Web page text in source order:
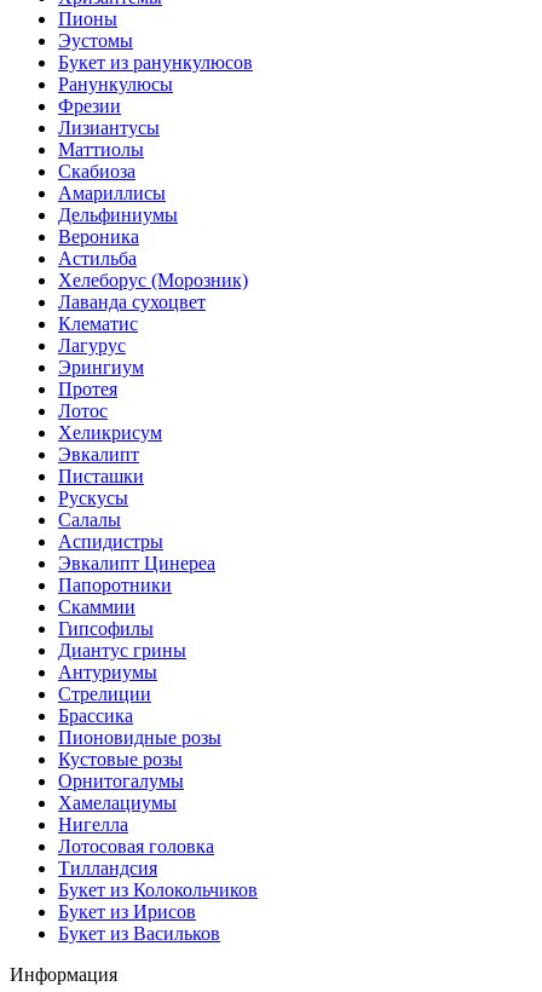
Пионы
Эустомы
Букет из ранункулюсов
Ранункулюсы
Фрезии
Лизиантусы
Маттиолы
Скабиоза
Амариллисы
Дельфиниумы
Вероника
Астильба
Хелеборус (Морозник)
Лаванда сухоцвет
Клематис
Лагурус
Эрингиум
Протея
Лотос
Хеликрисум
Эвкалипт
Писташки
Рускусы
Салалы
Аспидистры
Эвкалипт Цинереа
Папоротники
Скаммии
Гипсофилы
Диантус грины
Антуриумы
Стрелиции
Брассика
Пионовидные розы
Кустовые розы
Орнитогалумы
Хамелациумы
Нигелла
Лотосовая головка
Тилландсия
Букет из Колокольчиков
Букет из Ирисов
Букет из Васильков
Информация